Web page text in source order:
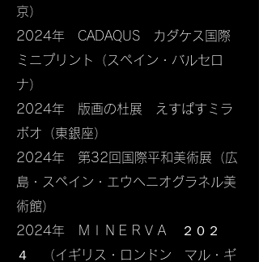
京）​
​2024年 CADAQUS カダケス国際
ミニプリント（スペイン・バルセロ
ナ）
2024年 版画の杜展 えすぱすミラ
ボオ​（東銀座）
2024年 第32回国際平和美術展（広
島・スペイン・エウヘニオグラネル美
術館）
2024年 ＭＩＮＥＲＶＡ ２０２
４ （イギリス・ロンドン マル・ギ